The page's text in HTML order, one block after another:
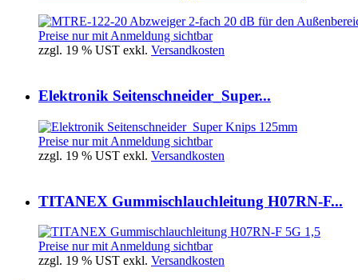
Preise nur mit Anmeldung sichtbar
zzgl. 19 % UST exkl. Versandkosten
Elektronik Seitenschneider_Super...
Preise nur mit Anmeldung sichtbar
zzgl. 19 % UST exkl. Versandkosten
TITANEX Gummischlauchleitung H07RN-F...
Preise nur mit Anmeldung sichtbar
zzgl. 19 % UST exkl. Versandkosten